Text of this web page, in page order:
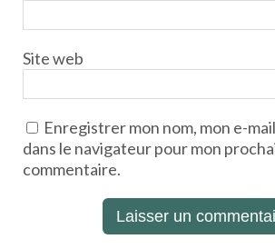
Site web
Enregistrer mon nom, mon e-
dans le navigateur pour mon
commentaire.